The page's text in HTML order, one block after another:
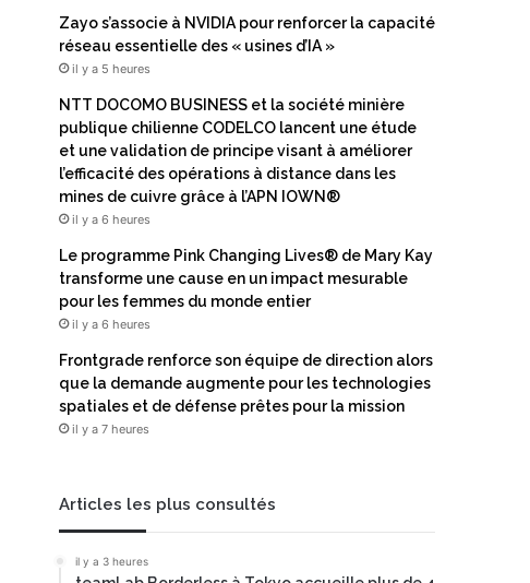
Zayo s’associe à NVIDIA pour renforcer la capacité
réseau essentielle des « usines d’IA »
il y a 5 heures
NTT DOCOMO BUSINESS et la société minière
publique chilienne CODELCO lancent une étude
et une validation de principe visant à améliorer
l’efficacité des opérations à distance dans les
mines de cuivre grâce à l’APN IOWN®
il y a 6 heures
Le programme Pink Changing Lives® de Mary Kay
transforme une cause en un impact mesurable
pour les femmes du monde entier
il y a 6 heures
Frontgrade renforce son équipe de direction alors
que la demande augmente pour les technologies
spatiales et de défense prêtes pour la mission
il y a 7 heures
Articles les plus consultés
il y a 3 heures